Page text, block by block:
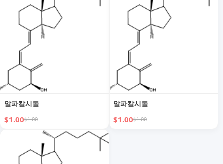
알파칼시돌
$1.00$1.00
알파칼시돌
$1.00$1.00